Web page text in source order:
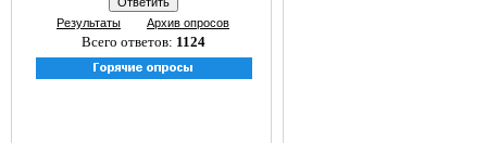
Результаты Архив опросов
Всего ответов: 1124